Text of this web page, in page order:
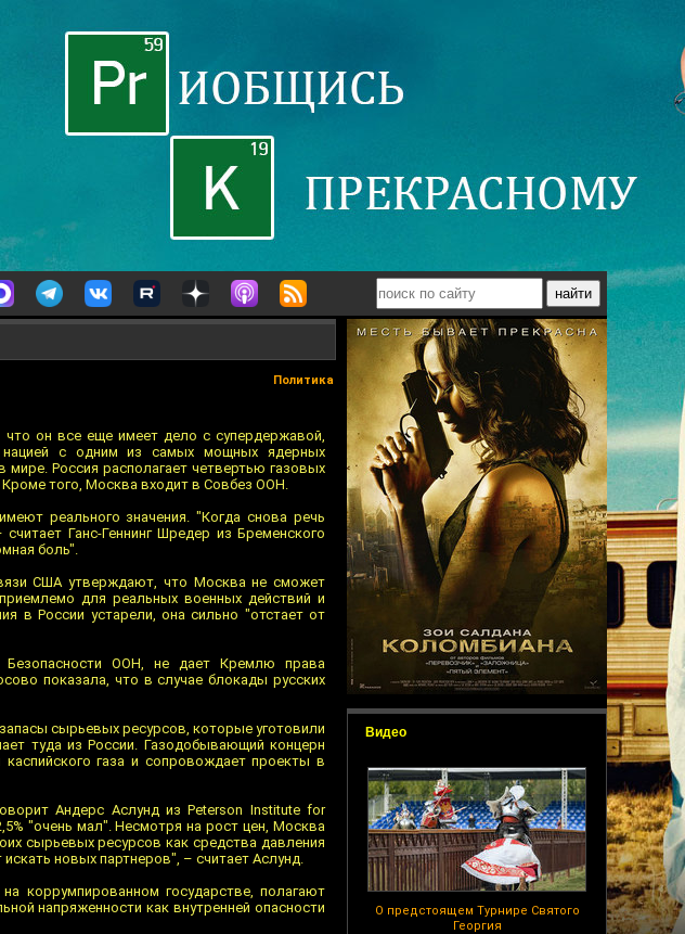
Видео
О предстоящем Турнире Святого
Георгия
Политика
он все еще имеет дело с супердержавой,
нацией с одним из самых мощных ядерных
Россия располагает четвертью газовых
того, Москва входит в Совбез ООН.
реального значения. "Когда снова речь
Ганс-Геннинг Шредер из Бременского
боль".
США утверждают, что Москва не сможет
для реальных военных действий и
в России устарели, она сильно "отстает от
ООН, не дает Кремлю права
показала, что в случае блокады русских
сырьевых ресурсов, которые уготовили
туда из России. Газодобывающий концерн
газа и сопровождает проекты в
Андерс Аслунд из Peterson Institute for
"очень мал". Несмотря на рост цен, Москва
сырьевых ресурсов как средства давления
новых партнеров", – считает Аслунд.
коррумпированном государстве, полагают
напряженности как внутренней опасности